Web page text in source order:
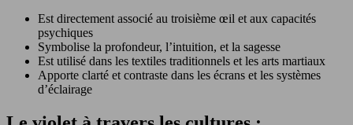
Est directement associé au troisième œil et aux capacités
psychiques
Symbolise la profondeur, l’intuition, et la sagesse
Est utilisé dans les textiles traditionnels et les arts martiaux
Apporte clarté et contraste dans les écrans et les systèmes
d’éclairage